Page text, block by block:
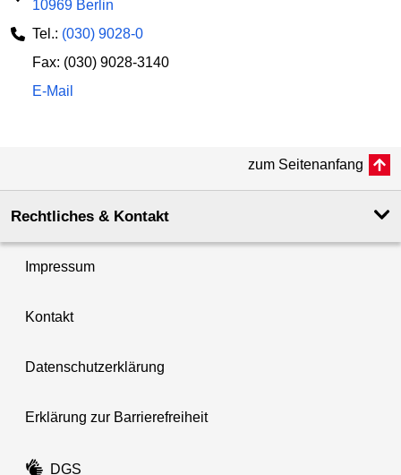
10969 Berlin
Tel.: (030) 9028-0
Fax: (030) 9028-3140
E-Mail
zum Seitenanfang
Rechtliches & Kontakt
Impressum
Kontakt
Datenschutzerklärung
Erklärung zur Barrierefreiheit
DGS